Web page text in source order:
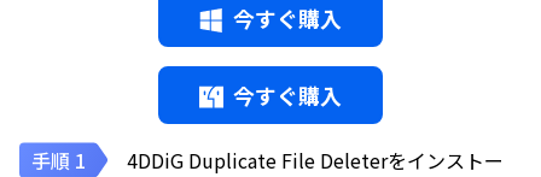
今すぐ購入
今すぐ購入
4DDiG Duplicate File Deleterをインストー